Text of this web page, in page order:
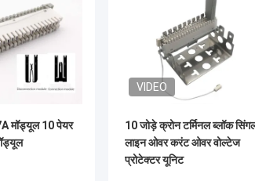
मॉड्यूल 10 पेयर
VIDEO
10 जोड़े क्रोन टर्मिनल ब्लॉक
लाइन ओवर करंट ओवर वोल्टेज
प्रोटेक्टर यूनिट